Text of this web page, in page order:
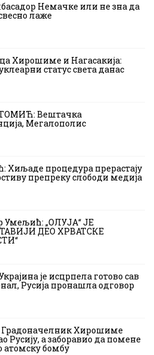
Немачке или не зна да
лаже
Хирошиме и Нагасакија:
статус света данас
Вештачка
Мегалополис
Хиљаде процедура прерастају
препреку слободи медија
„ОЛУЈА“ ЈЕ
ДЕО ХРВАТСКЕ
је исцрпела готово сав
Русија пронашла одговор
Градоначелник Хирошиме
Русију, а заборавио да помене
атомску бомбу